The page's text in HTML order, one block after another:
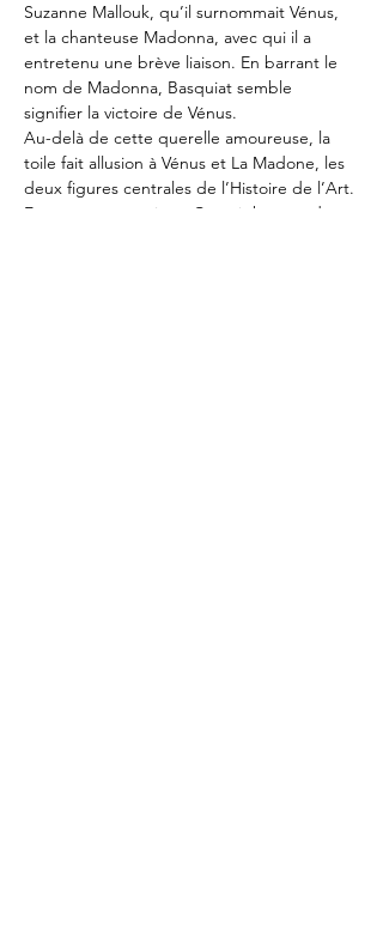
Suzanne Mallouk, qu’il surnommait Vénus,
et la chanteuse Madonna, avec qui il a
entretenu une brève liaison. En barrant le
nom de Madonna, Basquiat semble
signifier la victoire de Vénus.
Au-delà de cette querelle amoureuse, la
toile fait allusion à Vénus et La Madone, les
deux figures centrales de l’Histoire de l’Art.
En apposant un signe Copyright près du